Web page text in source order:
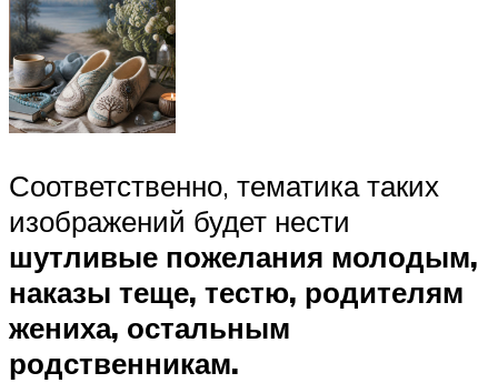
Соответственно, тематика таких
изображений будет нести
шутливые пожелания молодым,
наказы теще, тестю, родителям
жениха, остальным
родственникам.